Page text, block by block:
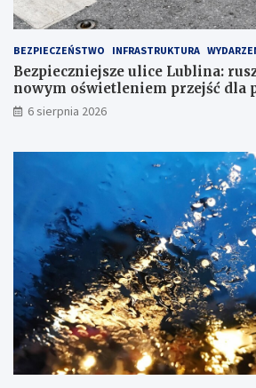
c
e
n
a
d
n
o
t
e
n
e
m
BEZPIECZEŃSTWO INFRASTRUKTURA
Bezpieczniejsze ulice Lublina:
nowym oświetleniem przejść dla
6 sierpnia 2026